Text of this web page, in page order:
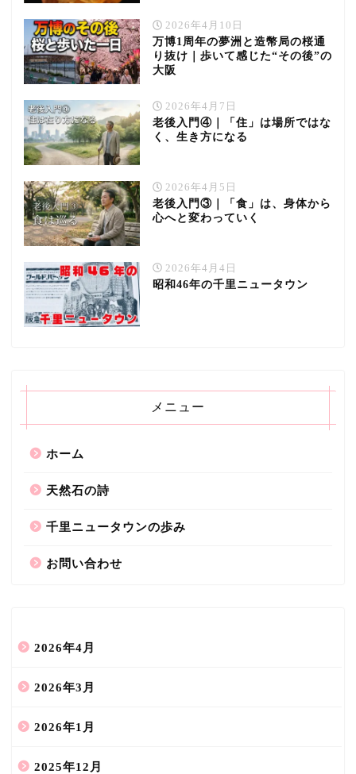
2026年4月10日
万博1周年の夢洲と造幣局の桜通
り抜け｜歩いて感じた“その後”の
大阪
2026年4月7日
老後入門④｜「住」は場所ではな
く、生き方になる
2026年4月5日
老後入門③｜「食」は、身体から
心へと変わっていく
2026年4月4日
昭和46年の千里ニュータウン
メニュー
ホーム
天然石の詩
千里ニュータウンの歩み
お問い合わせ
2026年4月
2026年3月
2026年1月
2025年12月